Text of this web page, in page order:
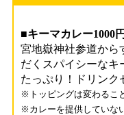
■キーマカレー1000円
宮地嶽神社参道から
だくスパイシーなキ
たっぷり！ドリンク
※トッピングは変わるこ
※カレーを提供していな